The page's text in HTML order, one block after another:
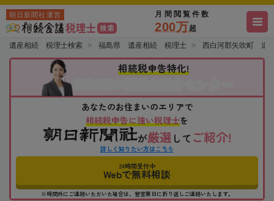
朝日新聞社運営 月間閲覧件数
200万超
遺産相続 税理士検索 福島県 遺産相続 税理士 西白河郡矢吹町 遺
相続税申告特化!
あなたのお住まいのエリアで
相続税申告に強い税理士を
が厳選 して ご紹介!
詳しく知りたい方はこちら
24時間受付中
Webで無料相談
※時間外にご連絡いただいた場合は、翌営業日に折り返しご連絡いたします。